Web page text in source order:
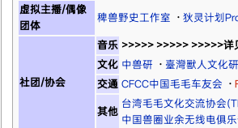
虚拟主播/偶像
团体
稗兽野史工作室 · 狄灵计划
社团/协会
音乐 >>>>> >>>>> >>>>>详
文化 中兽研 · 臺灣獸人文化
交通 CFCC中国毛毛车友会 ·
其他
台湾毛毛文化交流协会
中国兽圈业余无线电俱